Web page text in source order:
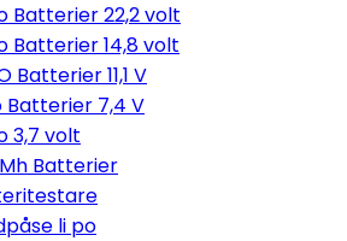
Batterier 22,2 volt
Batterier 14,8 volt
Batterier 11,1 V
Batterier 7,4 V
3,7 volt
Batterier
li po